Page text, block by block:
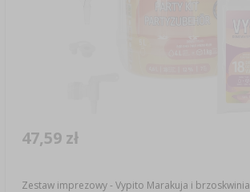
Zestaw imprezowy - Vypito Marakuja i brzoskwinia
47,59 zł